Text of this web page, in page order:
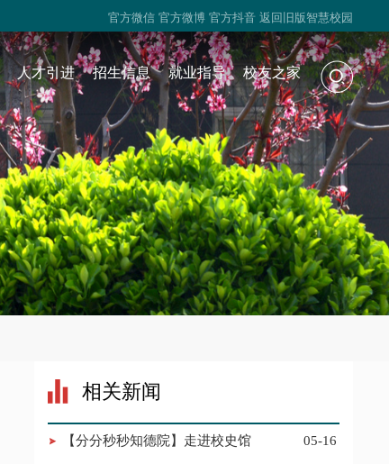
官方微信 官方微博 官方抖音 返回旧版智慧校园
人才引进 招生信息 就业指导 校友之家
相关新闻
【分分秒秒知德院】走进校史馆 05-16